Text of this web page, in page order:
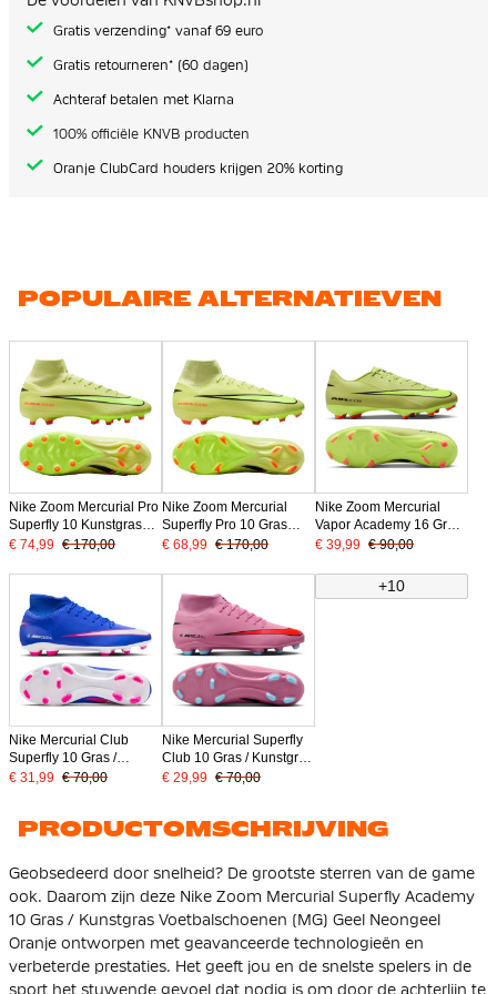
Gratis verzending* vanaf 69 euro
Gratis retourneren* (60 dagen)
Achteraf betalen met Klarna
100% officiële KNVB producten
Oranje ClubCard houders krijgen 20% korting
POPULAIRE ALTERNATIEVEN
Nike Zoom Mercurial Pro
Superfly 10 Kunstgras
Voetbalschoenen (AG)
€ 74,99 € 170,00
Nike Zoom Mercurial
Superfly Pro 10 Gras
Voetbalschoenen (FG)
€ 68,99 € 170,00
Nike Zoom Mercurial
Vapor Academy 16 Gras
/ Kunstgras
Geel Neongeel Oranje
€ 39,99 € 90,00
Nike Mercurial Club
Superfly 10 Gras /
Kunstgras
€ 31,99 € 70,00
Nike Mercurial Superfly
Club 10 Gras / Kunstgras
Voetbalschoenen (MG)
€ 29,99 € 70,00
+10
PRODUCTOMSCHRIJVING
Geobsedeerd door snelheid? De grootste sterren van de game
ook. Daarom zijn deze Nike Zoom Mercurial Superfly Academy
10 Gras / Kunstgras Voetbalschoenen (MG) Geel Neongeel
Oranje ontworpen met geavanceerde technologieën en
verbeterde prestaties. Het geeft jou en de snelste spelers in de
sport het stuwende gevoel dat nodig is om door de achterlijn te